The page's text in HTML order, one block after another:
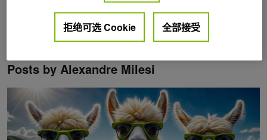
Posts by Alexandre Milesi
拒绝可选 Cookie 全部接受